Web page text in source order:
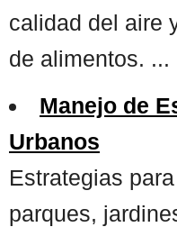
calidad del aire
de alimentos. ...
Manejo de
Urbanos
Estrategias
parques,